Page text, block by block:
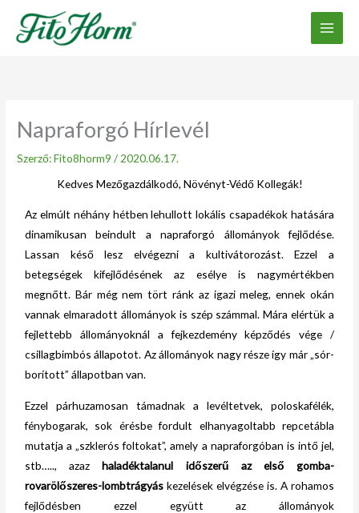
tartalomhoz
Napraforgó Hírlevél
Szerző:Fito8horm9/ 2020.06.17.
Kedves Mezőgazdálkodó, Növényt-Védő Kollegák!
Az elmúlt néhány hétben lehullott lokális csapadékok hatására
dinamikusan beindult a napraforgó állományok fejlődése.
Lassan késő lesz elvégezni a kultivátorozást. Ezzel a
betegségek kifejlődésének az esélye is nagymértékben
megnőtt. Bár még nem tört ránk az igazi meleg, ennek okán
vannak elmaradott állományok is szép számmal. Mára elértük a
fejlettebb állományoknál a fejkezdemény képződés vége /
csillagbimbós állapotot. Az állományok nagy része így már „sór-
borított” állapotban van.
Ezzel párhuzamosan támadnak a levéltetvek, poloskafélék,
fénybogarak, sok érésbe fordult elhanyagoltabb repcetábla
mutatja a „szklerós foltokat”, amely a napraforgóban is intő jel,
stb….., azazhaladéktalanul időszerű az első gomba-
rovarölőszeres-lombtrágyás kezelések elvégzése is. A rohamos
fejlődésben ezzel együtt az állományok